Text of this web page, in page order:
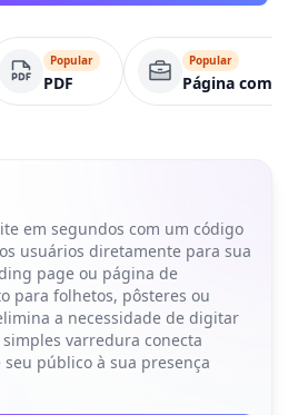
Popular
PDF
Popular
Página
em segundos com um código
usuários diretamente para sua
page ou página de
para folhetos, pôsteres ou
a necessidade de digitar
simples varredura conecta
público à sua presença